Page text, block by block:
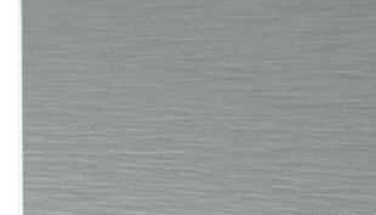
Αναλώσιμα